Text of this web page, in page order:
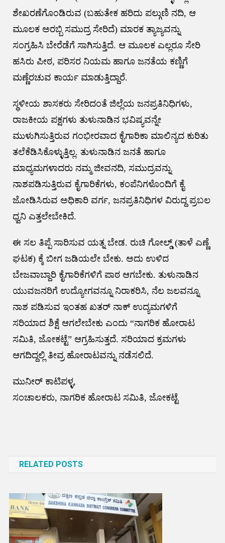
ಶೇಖರಣೆಗೊಂಡಿರುವ (ಬಹುತೇಕ ಹರಿದು ಪಲ್ಗುಣಿ ನದಿ, ಆ
ಮೂಲಕ ಅರಬ್ಬಿ ಸಮುದ್ರ ಸೇರಿದೆ) ಮಾರಕ ತ್ಯಾಜ್ಯವನ್ನು
ಸಂಗ್ರಹಿಸಿ ಬೇರೆಡೆಗೆ ಸಾಗಿಸುತ್ತಿದೆ. ಆ ಮೂಲಕ ಎಲ್ಲರೂ ಸೇರಿ
ಹಸಿರು ಪೀಠ, ಪರಿಸರ ನಿಯಮ ಹಾಗೂ ಜನತೆಯ ಕಣ್ಣಿಗೆ
ಮಣ್ಣೆರಚುವ ಕಾರ್ಯ ಮಾಡುತ್ತಿದ್ದಾರೆ.
ಸ್ಥಳೀಯ ಶಾಸಕರು ಸೇರಿದಂತೆ ಜಿಲ್ಲೆಯ ಜನಪ್ರತಿನಿಧಿಗಳು,
ರಾಜಕೀಯ ಪಕ್ಷಗಳು ತುಳುನಾಡಿನ ಭವಿಷ್ಯವನ್ನೇ
ಮುಳುಗಿಸುತ್ತಿರುವ ಗಂಭೀರವಾದ ಕೈಗಾರಿಕಾ ಮಾಲಿನ್ಯದ ಕುರಿತು
ತಲೆಕೆಡಿಸಿಕೊಳ್ಳುತ್ತಿಲ್ಲ. ತುಳುನಾಡಿನ ಜನತೆ ಹಾಗೂ
ಮಾಧ್ಯಮಗಳಾದರು ನಮ್ಮ ಜೀವನದಿ, ಸಮುದ್ರವನ್ನು
ನಾಶಪಡಿಸುತ್ತಿರುವ ಕೈಗಾರಿಕೆಗಳು, ಕಂಪೆನಿಗಳೊಂದಿಗೆ ಕೈ
ಜೋಡಿಸಿರುವ ಅಧಿಕಾರಿ ವರ್ಗ, ಜನಪ್ರತಿನಿಧಿಗಳ ವಿರುದ್ದ ಪ್ರಬಲ
ಧ್ವನಿ ಎತ್ತಲೇಬೇಕಿದೆ.
ಈ ಸಲ ತಿಪ್ಪೆ ಸಾರಿಸುವ ಯತ್ನ ಬೇಡ. ರುಚಿ ಗೋಲ್ಡ್ (ತಾಳೆ ಎಣ್ಣೆ
ಘಟಕ) ಕ್ಕೆ ಬೀಗ ಜಡಿಯಲೇ ಬೇಕು. ಅದು ಉಳಿದ
ಬೇಜವಾಬ್ದಾರಿ ಕೈಗಾರಿಕೆಗಳಿಗೆ ಪಾಠ ಆಗಬೇಕು. ತುಳುನಾಡಿನ
ಯುವಜನರಿಗೆ ಉದ್ಯೋಗವನ್ನೂ ನಿರಾಕರಿಸಿ, ನೆಲ ಜಲವನ್ನೂ
ನಾಶ ಪಡಿಸುವ ಇಂತಹ ಖತರ್ ನಾಕ್ ಉದ್ಯಮಗಳಿಗೆ
ಸರಿಯಾದ ಶಿಕ್ಷೆ ಆಗಲೇಬೇಕು ಎಂದು “ನಾಗರಿಕ ಹೋರಾಟ
ಸಮಿತಿ, ಜೋಕಟ್ಟೆ” ಆಗ್ರಹಿಸುತ್ತದೆ. ಸರಿಯಾದ ಕ್ರಮಗಳು
ಆಗದಿದ್ದಲ್ಲಿ ತೀವ್ರ ಹೋರಾಟವನ್ನು ನಡೆಸಲಿದೆ.
ಮುನೀರ್ ಕಾಟಿಪಳ್ಳ,
ಸಂಚಾಲಕರು, ನಾಗರಿಕ ಹೋರಾಟ ಸಮಿತಿ, ಜೋಕಟ್ಟೆ
RELATED POSTS